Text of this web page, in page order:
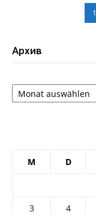
1
Архив
Архив
M D
3
4